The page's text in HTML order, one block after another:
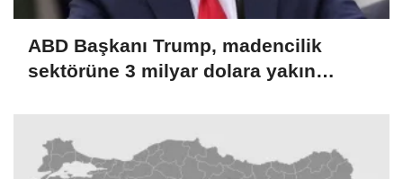
ABD Başkanı Trump, madencilik
sektörüne 3 milyar dolara yakın